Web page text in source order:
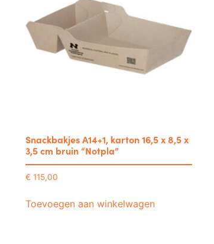
Snackbakjes A14+1, karton 16,5 x 8,5 x
3,5 cm bruin “Notpla”
€ 115,00
Toevoegen aan winkelwagen